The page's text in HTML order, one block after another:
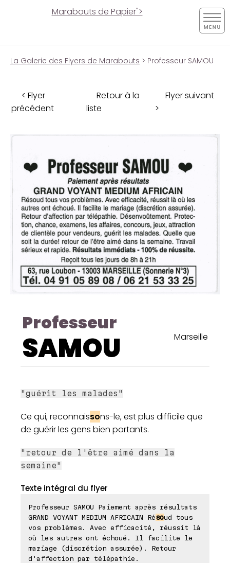
Marabouts de Papier">
La Galerie des Flyers de Marabouts > Professeur SAMOU
< Flyer
précédent
Retour à la
liste
Flyer suivant
>
Professeur
SAMOU Marseille
"guérit les malades"
Ce qui, reconnaissons-le, est plus difficile que
de guérir les gens bien portants.
"retour de l'être aimé dans la
semaine"
Texte intégral du flyer
Professeur SAMOU Paiement après résultats
GRAND VOYANT MEDIUM AFRICAIN Résoud tous
vos problèmes. Avec efficacité, réussit là
où les autres ont échoué. Il facilite le
mariage (discrétion assurée). Retour
d'affection par télépathie.